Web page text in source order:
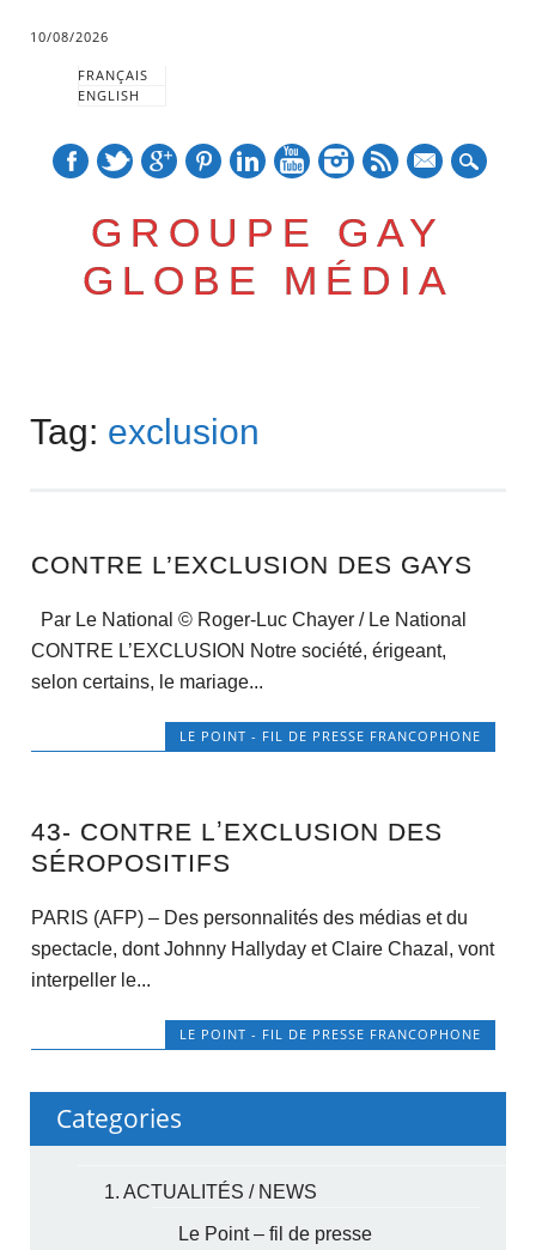
10/08/2026
FRANÇAIS
ENGLISH
GROUPE GAY
GLOBE MÉDIA
Main menu
content
Tag: exclusion
CONTRE L’EXCLUSION DES GAYS
Par Le National © Roger-Luc Chayer / Le National
CONTRE L’EXCLUSION Notre société, érigeant,
selon certains, le mariage...
LE POINT - FIL DE PRESSE FRANCOPHONE
43- CONTRE LʼEXCLUSION DES
SÉROPOSITIFS
PARIS (AFP) – Des personnalités des médias et du
spectacle, dont Johnny Hallyday et Claire Chazal, vont
interpeller le...
LE POINT - FIL DE PRESSE FRANCOPHONE
Categories
1. ACTUALITÉS / NEWS
Le Point – fil de presse